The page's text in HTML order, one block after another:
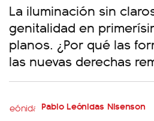
La iluminación sin
genitalidad en
planos. ¿Por qué las
las nuevas derechas
Pablo Leónidas Nisenson